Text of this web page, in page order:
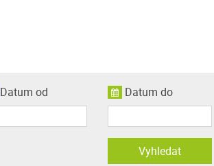
Datum od Datum do
Vyhledat